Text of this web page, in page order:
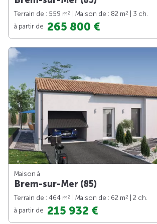
Terrain de : 559 m2 | Maison de : 82 m2
| 3 ch.
à partir de 265 800 €
Maison à
Brem-sur-Mer (85)
Terrain de : 464 m2 | Maison de : 62 m2
| 2 ch.
à partir de 215 932 €